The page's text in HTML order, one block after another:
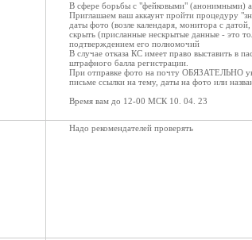
В сфере борьбы с "фейковыми" (анонимными)
Приглашаем ваш аккаунт пройти процедуру
даты фото (возле календаря, монитора с
скрыть (присланные нескрытые данные - это
подтверждением его полномочий
В случае отказа КС имеет право выставить в
штрафного балла регистрации.
При отправке фото на почту ОБЯЗАТЕЛЬНО
письме ссылки на тему, даты на фото или
Время вам до 12-00 МСК 10. 04. 23
Надо рекомендателей проверять